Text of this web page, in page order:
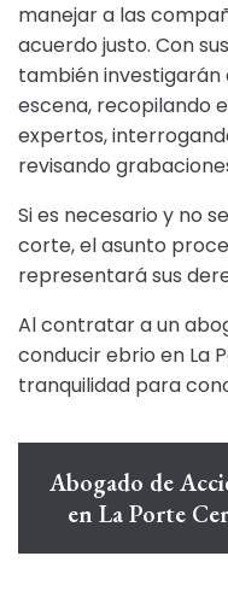
manejar a las
acuerdo justo. Con
también
escena, recopilando
expertos,
revisando
Si es necesario y no
corte, el asunto
representará sus
Al contratar a un
conducir ebrio en La
tranquilidad para
Abogado de
en La Porte